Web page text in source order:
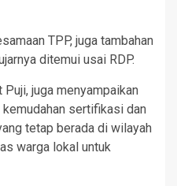
TPP, juga tambahan
ditemui usai RDP.
Puji, juga menyampaikan
sertifikasi dan
tetap berada di wilayah
warga lokal untuk